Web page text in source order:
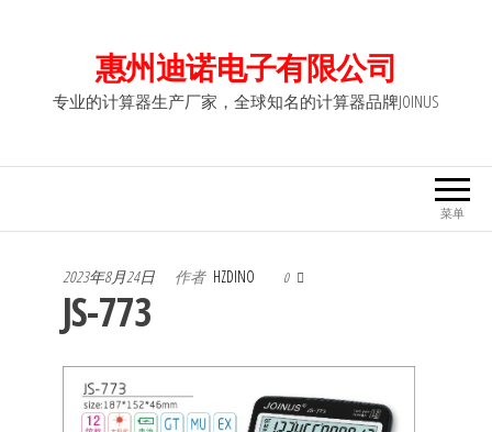
惠州迪诺电子有限公司
专业的计算器生产厂家，全球知名的计算器品牌JOINUS
菜单
2023年8月24日 作者 HZDINO 0
JS-773